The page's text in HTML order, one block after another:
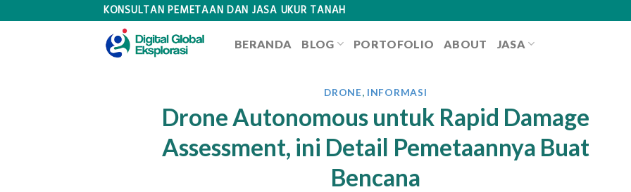
KONSULTAN PEMETAAN DAN JASA UKUR TANAH
BERANDA BLOG PORTOFOLIO ABOUT JASA
DRONE, INFORMASI
Drone Autonomous untuk Rapid Damage
Assessment, ini Detail Pemetaannya Buat
Bencana